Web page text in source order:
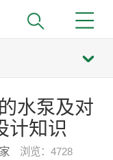
水泵及对
计知识
浏览：4728